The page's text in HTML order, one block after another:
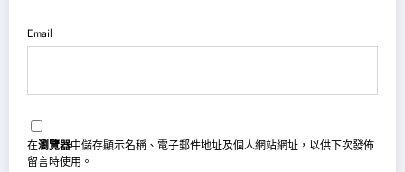
Email
在瀏覽器中儲存顯示名稱、電子郵件地址及個人網站網址，以供下次發佈
留言時使用。